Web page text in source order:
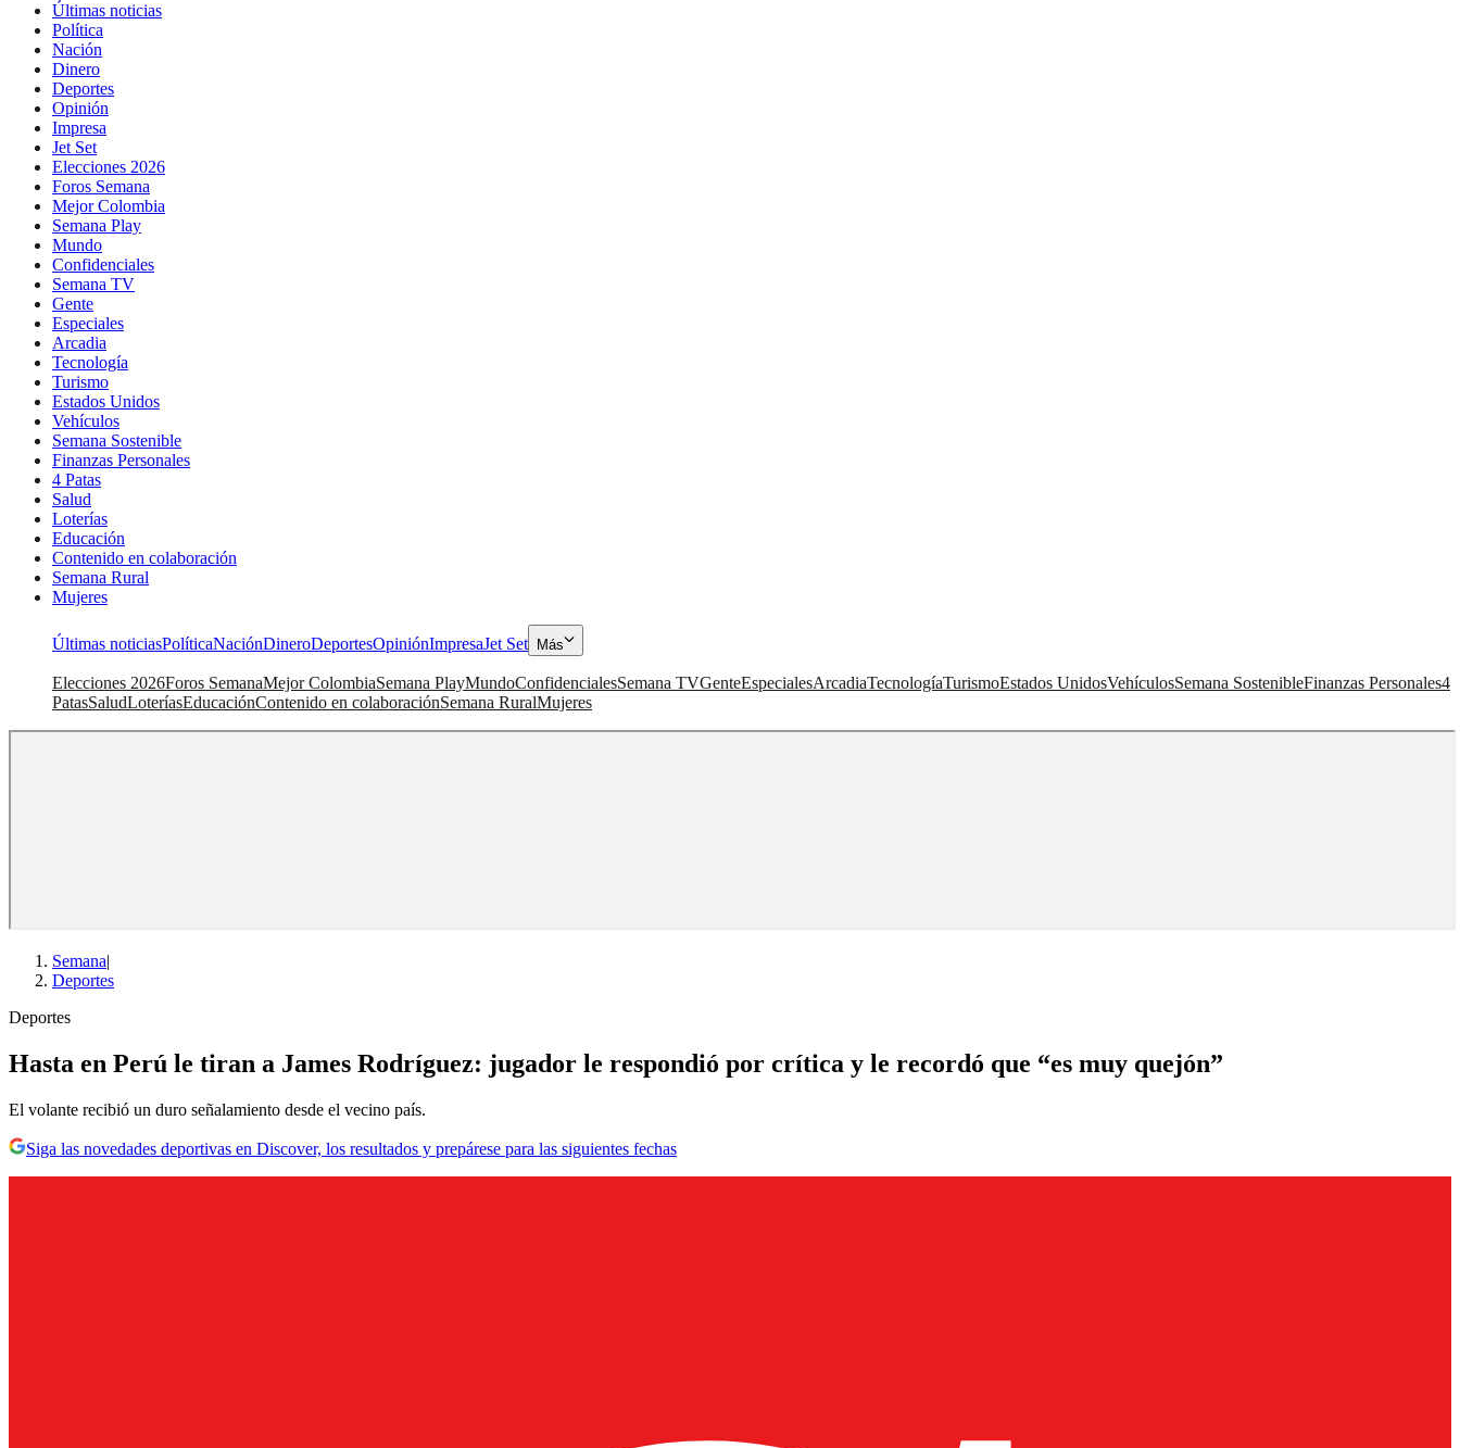
Últimas noticias
Política
Nación
Dinero
Deportes
Opinión
Impresa
Jet Set
Elecciones 2026
Foros Semana
Mejor Colombia
Semana Play
Mundo
Confidenciales
Semana TV
Gente
Especiales
Arcadia
Tecnología
Turismo
Estados Unidos
Vehículos
Semana Sostenible
Finanzas Personales
4 Patas
Salud
Loterías
Educación
Contenido en colaboración
Semana Rural
Mujeres
Últimas noticiasPolíticaNaciónDineroDeportesOpiniónImpresaJet Set Más
Elecciones 2026Foros SemanaMejor ColombiaSemana PlayMundoConfidencialesSemana TVGenteEspecialesArcadiaTecnologíaTurismoEstados UnidosVehículosSemana SostenibleFinanzas Personales4
PatasSaludLoteríasEducaciónContenido en colaboraciónSemana RuralMujeres
Semana|
Deportes
Deportes
Hasta en Perú le tiran a James Rodríguez: jugador le respondió por crítica y le recordó que “es muy quejón”
El volante recibió un duro señalamiento desde el vecino país.
Siga las novedades deportivas en Discover, los resultados y prepárese para las siguientes fechas